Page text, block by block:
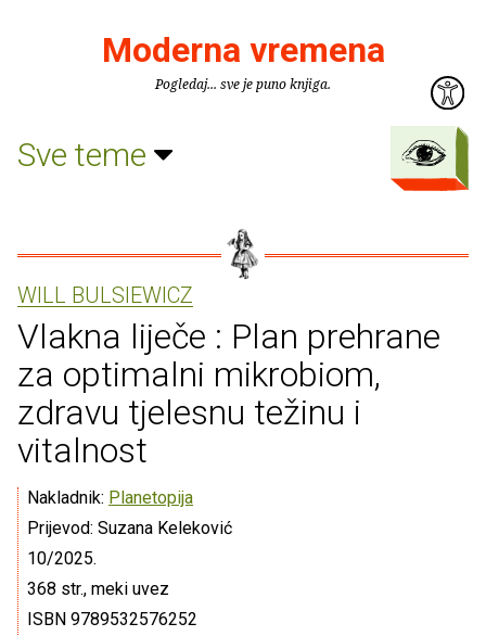
Moderna vremena
Pogledaj... sve je puno knjiga.
Sve teme
WILL BULSIEWICZ
Vlakna liječe : Plan prehrane
za optimalni mikrobiom,
zdravu tjelesnu težinu i
vitalnost
Nakladnik: Planetopija
Prijevod: Suzana Keleković
10/2025.
368 str., meki uvez
ISBN 9789532576252